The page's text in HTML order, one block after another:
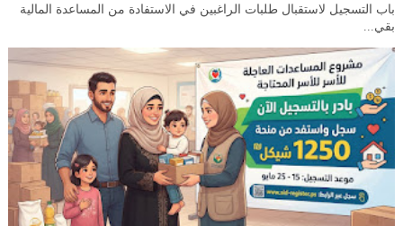
باب التسجيل لاستقبال طلبات الراغبين في الاستفادة من المساعدة المالية
بقي...